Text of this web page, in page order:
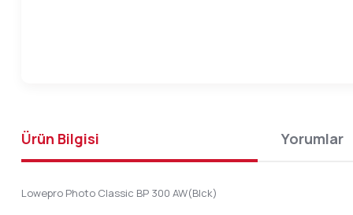
Ürün Bilgisi Yorumlar
Lowepro Photo Classic BP 300 AW(Blck)